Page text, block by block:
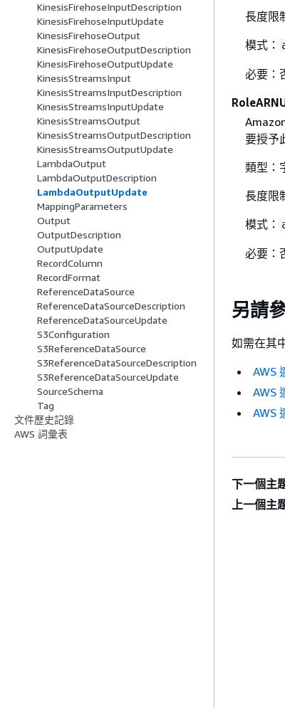
KinesisFirehoseInputDescription
KinesisFirehoseInputUpdate
KinesisFirehoseOutput
KinesisFirehoseOutputDescription
KinesisFirehoseOutputUpdate
KinesisStreamsInput
KinesisStreamsInputDescription
KinesisStreamsInputUpdate
KinesisStreamsOutput
KinesisStreamsOutputDescription
KinesisStreamsOutputUpdate
LambdaOutput
LambdaOutputDescription
LambdaOutputUpdate
MappingParameters
Output
OutputDescription
OutputUpdate
RecordColumn
RecordFormat
ReferenceDataSource
ReferenceDataSourceDescription
ReferenceDataSourceUpdate
S3Configuration
S3ReferenceDataSource
S3ReferenceDataSourceDescription
S3ReferenceDataSourceUpdate
SourceSchema
Tag
文件歷史記錄
AWS 詞彙表
長度限
模式：
必要：
要授予
類型：
長度限
模式：
必要：
另請
如需在其
AWS
AWS
AWS
下一個主
上一個主